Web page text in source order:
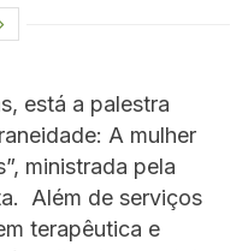
está a palestra
A mulher
ministrada pela
Além de serviços
terapêutica e